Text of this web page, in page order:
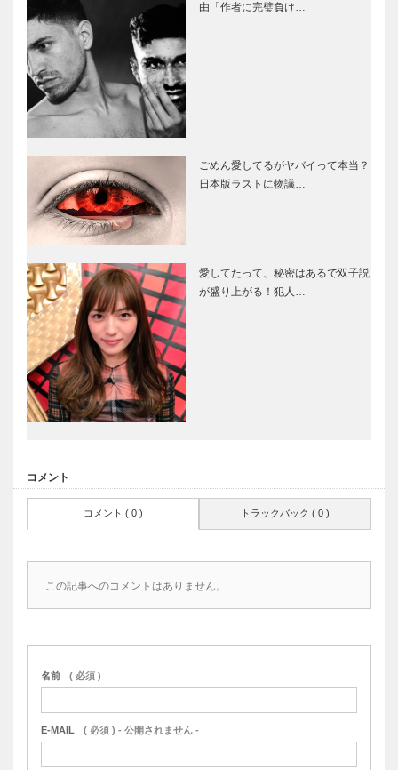
由「作者に完璧負け…
ごめん愛してるがヤバイって本当？
日本版ラストに物議…
愛してたって、秘密はあるで双子説
が盛り上がる！犯人…
コメント
コメント ( 0 ) トラックバック ( 0 )
この記事へのコメントはありません。
名前 ( 必須 )
E-MAIL ( 必須 ) - 公開されません -